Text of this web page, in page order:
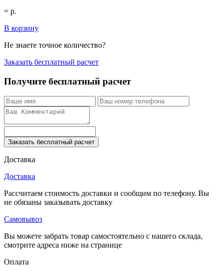
= р.
В корзину
Не знаете точное количество?
Заказать бесплатный расчет
Получите бесплатный расчет
Заказать бесплатный расчет
Доставка
Доставка
Рассчитаем стоимость доставки и сообщим по телефону. Вы
не обязаны заказывать доставку
Самовывоз
Вы можете забрать товар самостоятельно с нашего склада,
смотрите адреса ниже на странице
Оплата